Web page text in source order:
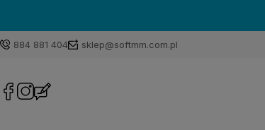
884 881 404 sklep@softmm.com.pl